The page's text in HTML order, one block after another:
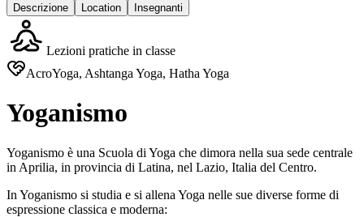
Descrizione
Location Insegnanti
Lezioni pratiche in classe
AcroYoga, Ashtanga Yoga, Hatha Yoga
Yoganismo
Yoganismo è una Scuola di Yoga che dimora nella sua sede centrale
in Aprilia, in provincia di Latina, nel Lazio, Italia del Centro.
In Yoganismo si studia e si allena Yoga nelle sue diverse forme di
espressione classica e moderna: